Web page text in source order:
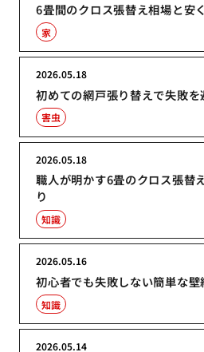
6畳間のクロス張替え相場と安
家
初めての網戸張り替えで失敗
2026.05.18
害虫
職人が明かす6畳のクロス張替
り
2026.05.18
知識
初心者でも失敗しない簡単な
2026.05.16
知識
2026.05.14